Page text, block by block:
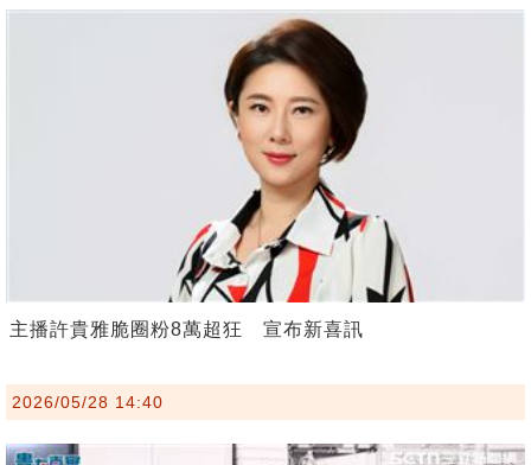
主播許貴雅脆圈粉8萬超狂 宣布新喜訊
2026/05/28 14:40